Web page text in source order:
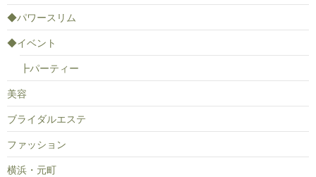
◆パワースリム
◆イベント
┣パーティー
美容
ブライダルエステ
ファッション
横浜・元町